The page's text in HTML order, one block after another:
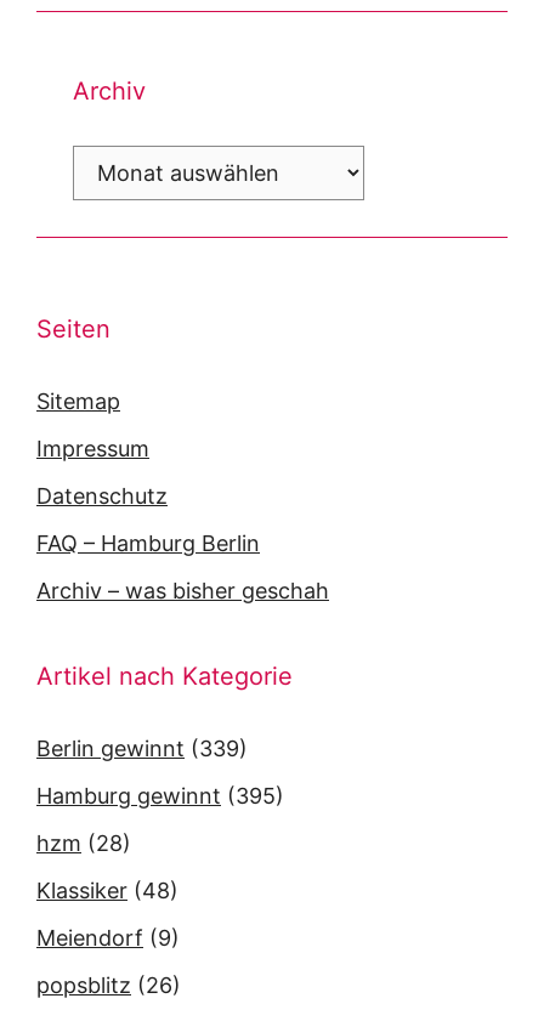
Archiv
Archiv
Seiten
Sitemap
Impressum
Datenschutz
FAQ – Hamburg Berlin
Archiv – was bisher geschah
Artikel nach Kategorie
Berlin gewinnt (339)
Hamburg gewinnt (395)
hzm (28)
Klassiker (48)
Meiendorf (9)
popsblitz (26)